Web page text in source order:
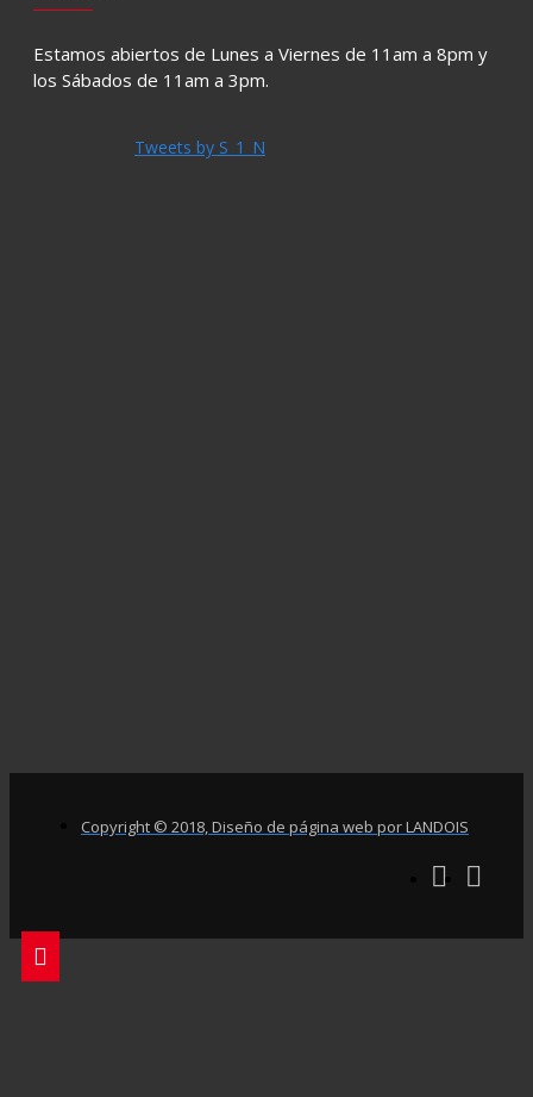
Estamos abiertos de Lunes a Viernes de 11am a 8pm y
los Sábados de 11am a 3pm.
Tweets by S_1_N
Copyright © 2018, Diseño de página web por LANDOIS